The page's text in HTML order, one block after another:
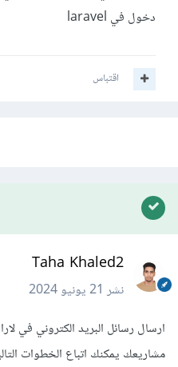
دخول في laravel
اقتباس
Taha Khaled2
نشر21 يونيو 2024
ارسال رسائل البريد الكتروني في
مشاريعك يمكنك اتباع الخطوات